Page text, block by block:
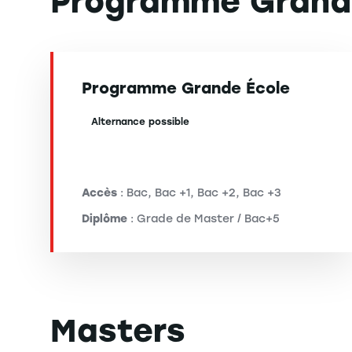
Programme Grande École
Alternance possible
Accès : Bac, Bac +1, Bac +2, Bac +3
Diplôme : Grade de Master / Bac+5
Masters